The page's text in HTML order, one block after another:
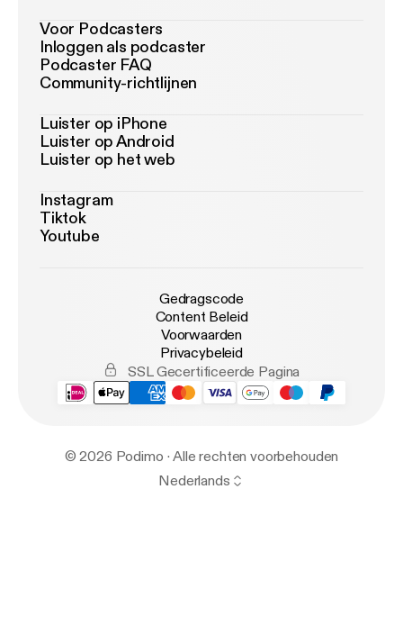
Voor Podcasters
Inloggen als podcaster
Podcaster FAQ
Community-richtlijnen
Luister op iPhone
Luister op Android
Luister op het web
Instagram
Tiktok
Youtube
Gedragscode
Content Beleid
Voorwaarden
Privacybeleid
SSL Gecertificeerde Pagina
© 2026 Podimo · Alle rechten voorbehouden
Nederlands